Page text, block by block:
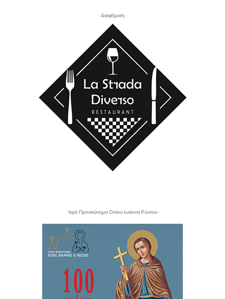
- Διαφήμιση -
- Ιερό Προσκύνημα Οσίου Ιωάννη Ρώσου -